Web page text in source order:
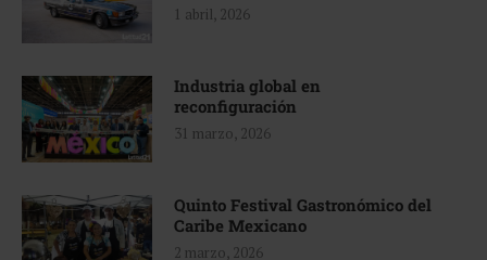
1 abril, 2026
Industria global en
reconfiguración
31 marzo, 2026
Quinto Festival Gastronómico del
Caribe Mexicano
2 marzo, 2026